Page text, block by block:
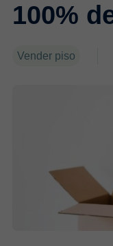
100%
Vender piso